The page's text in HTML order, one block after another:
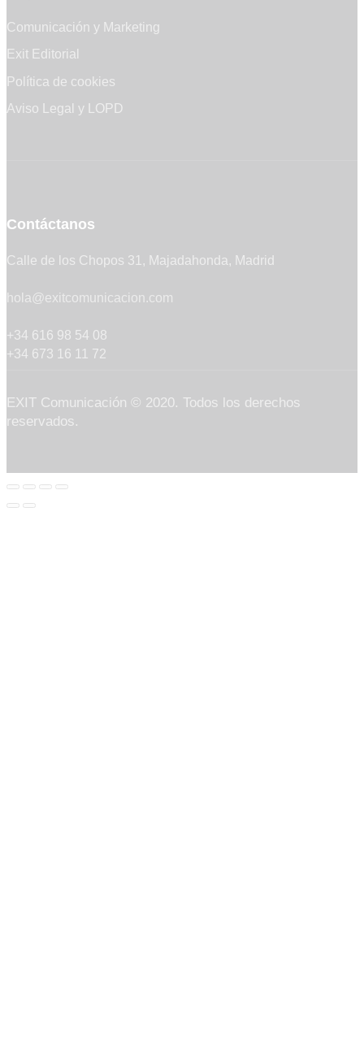
Comunicación y Marketing
Exit Editorial
Política de cookies
Aviso Legal y LOPD
Contáctanos
Calle de los Chopos 31, Majadahonda, Madrid
hola@exitcomunicacion.com
+34 616 98 54 08
+34 673 16 11 72
EXIT Comunicación © 2020. Todos los derechos
reservados.